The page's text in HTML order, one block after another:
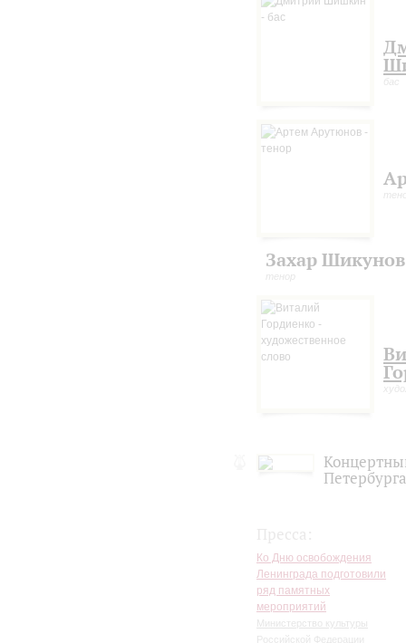
бас
Захар Шикунов
тенор
Петербурга
Ко Дню освобождения
Ленинграда подготовили
ряд памятных
мероприятий
Министерство культуры
Российской Федерации